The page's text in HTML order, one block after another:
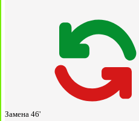
Замена 46'